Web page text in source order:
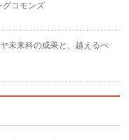
コモンズ
未来科の成果と、越えるべ